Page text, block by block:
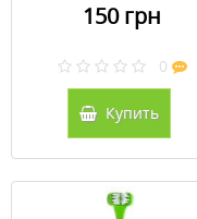
150 грн
0
Купить